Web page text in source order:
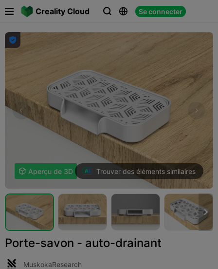
Creality Cloud   Se connecter
 

 Aperçu de 3D Trouver des éléments similaires

Porte-savon - auto-drainant
MuskokaResearch